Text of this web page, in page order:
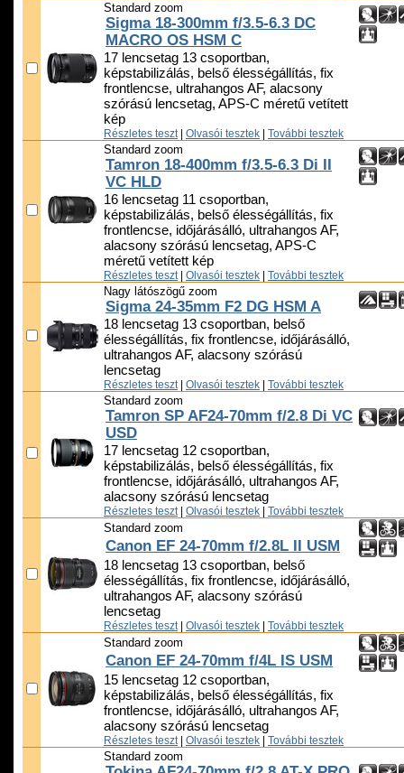
Standard zoom
Sigma 18-300mm f/3.5-6.3 DC
MACRO OS HSM C
17 lencsetag 13 csoportban,
képstabilizálás, belső élességállítás, fix
frontlencse, ultrahangos AF, alacsony
szórású lencsetag, APS-C méretű vetített
kép
Részletes teszt Olvasói tesztek További tesztek
Standard zoom
Tamron 18-400mm f/3.5-6.3 Di II
VC HLD
16 lencsetag 11 csoportban,
képstabilizálás, belső élességállítás, fix
frontlencse, időjárásálló, ultrahangos AF,
alacsony szórású lencsetag, APS-C
méretű vetített kép
Részletes teszt Olvasói tesztek További tesztek
Nagy látószögű zoom
Sigma 24-35mm F2 DG HSM A
18 lencsetag 13 csoportban, belső
élességállítás, fix frontlencse, időjárásálló,
ultrahangos AF, alacsony szórású
lencsetag
Részletes teszt Olvasói tesztek További tesztek
Standard zoom
Tamron SP AF24-70mm f/2.8 Di VC
USD
17 lencsetag 12 csoportban,
képstabilizálás, belső élességállítás, fix
frontlencse, időjárásálló, ultrahangos AF,
alacsony szórású lencsetag
Részletes teszt Olvasói tesztek További tesztek
Standard zoom
Canon EF 24-70mm f/2.8L II USM
18 lencsetag 13 csoportban, belső
élességállítás, fix frontlencse, időjárásálló,
ultrahangos AF, alacsony szórású
lencsetag
Részletes teszt Olvasói tesztek További tesztek
Standard zoom
Canon EF 24-70mm f/4L IS USM
15 lencsetag 12 csoportban,
képstabilizálás, belső élességállítás, fix
frontlencse, időjárásálló, ultrahangos AF,
alacsony szórású lencsetag
Részletes teszt Olvasói tesztek További tesztek
Standard zoom